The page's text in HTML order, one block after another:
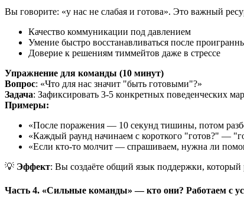
Вы говорите: «у нас не слабая и готова». Это важный
Качество коммуникации под давлением
Умение быстро восстанавливаться после
Доверие к решениям тиммейтов даже в стрессе
Упражнение для команды (10 минут)
Вопрос: «Что для нас значит "быть готовыми"?»
Задача: Зафиксировать 3-5 конкретных поведенческих
Примеры:
«После поражения — 10 секунд тишины, потом
«Каждый раунд начинаем с короткого "готов?" —
«Если кто-то молчит — спрашиваем, нужна ли
💡 Эффект: Вы создаёте общий язык поддержки, который
Часть 4. «Сильные команды» — кто они? Работаем с